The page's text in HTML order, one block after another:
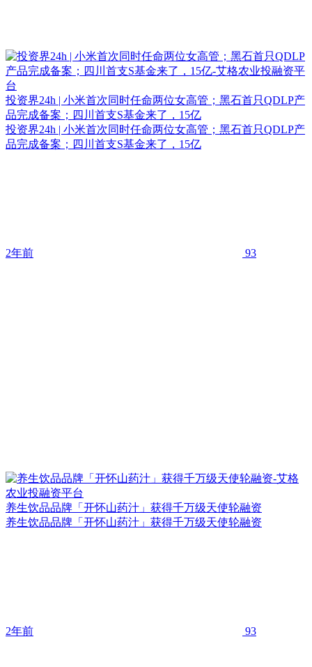
投资界24h | 小米首次同时任命两位女高管；黑石首只QDLP产
品完成备案；四川首支S基金来了，15亿
投资界24h | 小米首次同时任命两位女高管；黑石首只QDLP产
品完成备案；四川首支S基金来了，15亿
2年前 93
养生饮品品牌「开怀山药汁」获得千万级天使轮融资
养生饮品品牌「开怀山药汁」获得千万级天使轮融资
2年前 93